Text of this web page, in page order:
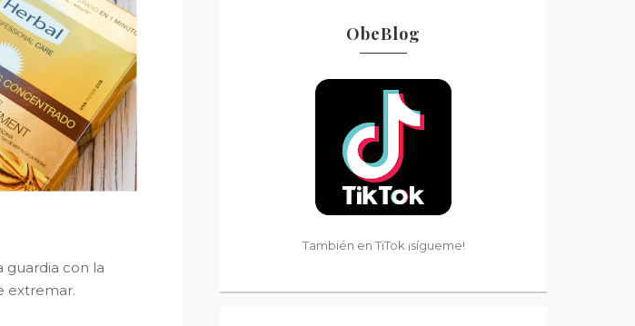
guardia con la
extremar.
ObeBlog
También en TiTok ¡sígueme!